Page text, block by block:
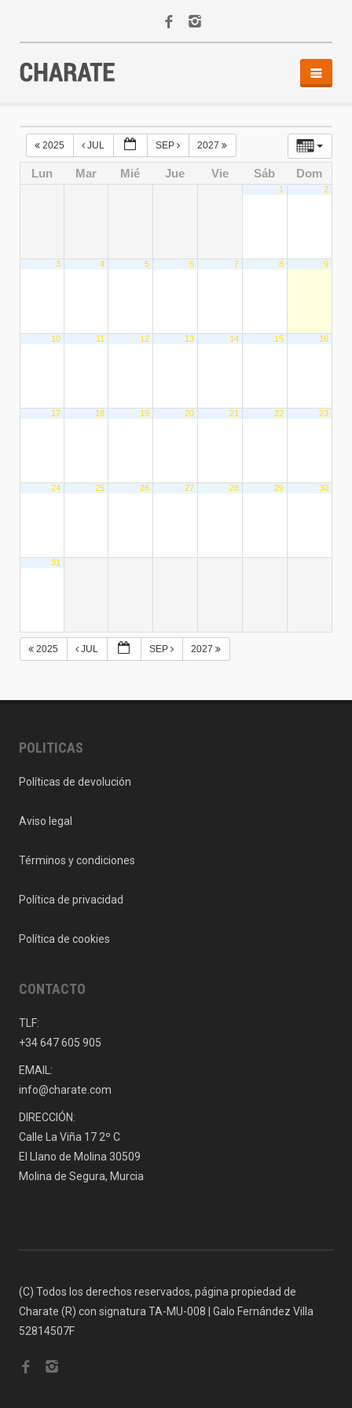
AGENDA
ACTIVIDADES
ALQUILER
2025 JUL SEP 2027
Lun Mar Mié Jue Vie Sáb Dom
1 2
3 4 5 6 7 8 9
10 11 12 13 14 15 16
17 18 19 20 21 22 23
24 25 26 27 28 29 30
31
2025 JUL SEP 2027
POLITICAS
Políticas de devolución
Aviso legal
Términos y condiciones
Política de privacidad
Política de cookies
CONTACTO
TLF:
+34 647 605 905
EMAIL:
info@charate.com
DIRECCIÓN:
Calle La Viña 17 2º C
El Llano de Molina 30509
Molina de Segura, Murcia
(C) Todos los derechos reservados, página propiedad de
Charate (R) con signatura TA-MU-008 | Galo Fernández Villa
52814507F